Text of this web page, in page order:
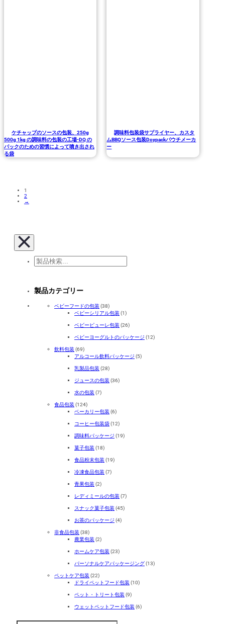
ケチャップのソースの包装、250g
500g 1kg の調味料の包装の工場-DQ の
パックのための習慣によって噴き出され
る袋
調味料包装袋サプライヤー、カスタ
ムBBQソース包装Doypackパウチメーカ
ー
1
2
→
検
索
製品カテゴリー
ベビーフードの包装(38)
ベビーシリアル包装(1)
ベビーピューレ包装(26)
ベビーヨーグルトのパッケージ (12)
飲料包装(69)
アルコール飲料パッケージ (5)
乳製品包装(28)
ジュースの包装(36)
水の包装(7)
食品包装(124)
ベーカリー包装(6)
コーヒー包装袋(12)
調味料パッケージ (19)
菓子包装(18)
食品粉末包装(19)
冷凍食品包装(7)
青果包装(2)
レディミールの包装(7)
スナック菓子包装(45)
お茶のパッケージ (4)
非食品包装(38)
農業包装(2)
ホームケア包装(23)
パーソナルケアパッケージング(13)
ペットケア包装(22)
ドライペットフード包装(10)
ペット・トリート包装(9)
ウェットペットフード包装(6)